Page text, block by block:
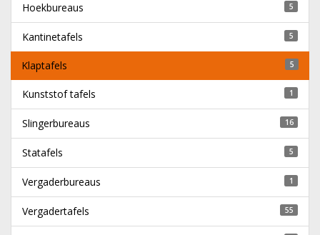
Hoekbureaus 5
Kantinetafels 5
Klaptafels 5
Kunststof tafels 1
Slingerbureaus 16
Statafels 5
Vergaderbureaus 1
Vergadertafels 55